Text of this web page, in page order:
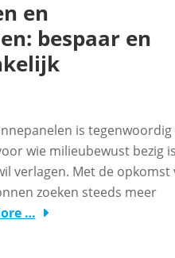
en
bespaar en
is tegenwoordig
wie milieubewust bezig
verlagen. Met de opkomst
zoeken steeds meer
…